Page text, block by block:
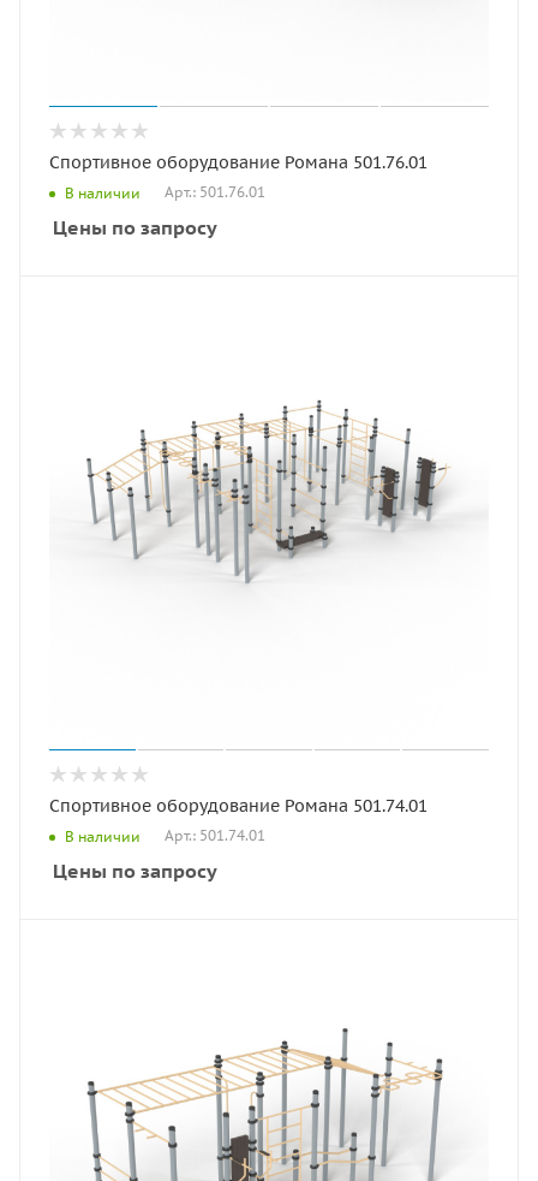
Спортивное оборудование Романа 501.76.01
В наличии Арт.: 501.76.01
Цены по запросу
Спортивное оборудование Романа 501.74.01
В наличии Арт.: 501.74.01
Цены по запросу